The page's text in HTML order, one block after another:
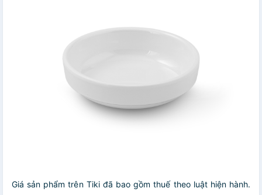
Giá sản phẩm trên Tiki đã bao gồm thuế theo luật hiện hành.